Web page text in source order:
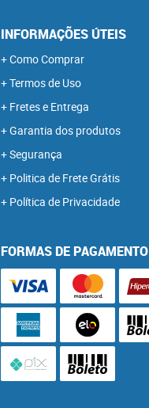
INFORMAÇÕES ÚTEIS
Como Comprar
Termos de Uso
Fretes e Entrega
Garantia dos produtos
Segurança
Politica de Frete Grátis
Política de Privacidade
FORMAS DE PAGAMENTO